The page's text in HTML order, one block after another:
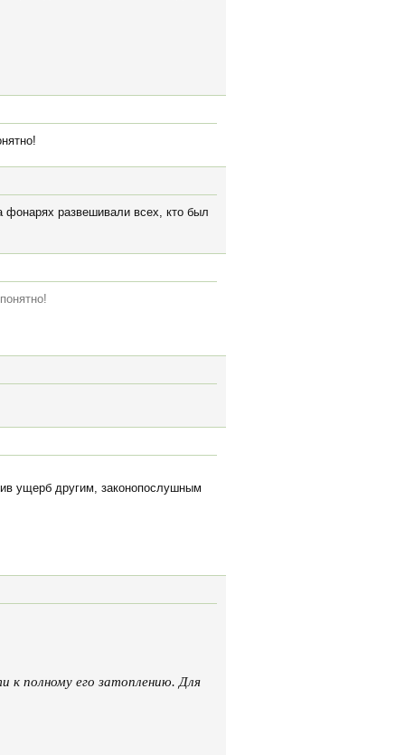
фонарях развешивали всех, кто был
ущерб другим, законопослушным
к полному его затоплению. Для